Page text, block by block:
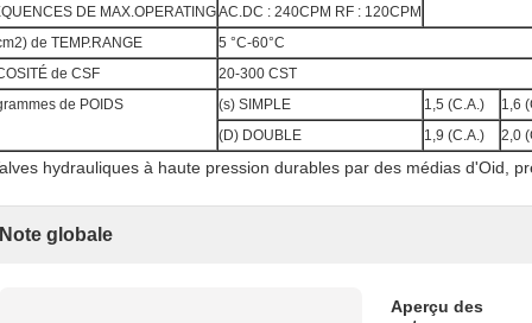
DE MAX.OPERATINGAC.DC : 240CPM RF : 120CPM
de TEMP.RANGE
5 °C-60°C
de CSF
20-300 CST
de POIDS
(s) SIMPLE 1,5 (C.A.)
1,6
(D) DOUBLE
1,9 (C.A.) 2,0
Note globale
Aperçu des